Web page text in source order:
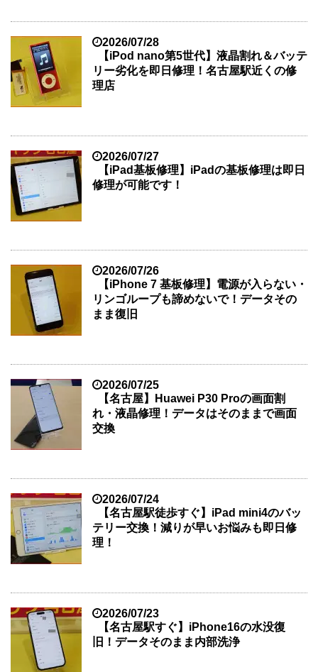
2026/07/28
【iPod nano第5世代】液晶割れ＆バッテ
リー劣化を即日修理！名古屋駅近くの修
理店
2026/07/27
【iPad基板修理】iPadの基板修理は即日
修理が可能です！
2026/07/26
【iPhone 7 基板修理】電源が入らない・
リンゴループも諦めないで！データその
まま復旧
2026/07/25
【名古屋】Huawei P30 Proの画面割
れ・液晶修理！データはそのままで画面
交換
2026/07/24
【名古屋駅徒歩すぐ】iPad mini4のバッ
テリー交換！減りが早いお悩みも即日修
理！
2026/07/23
【名古屋駅すぐ】iPhone16の水没復
旧！データそのまま内部洗浄